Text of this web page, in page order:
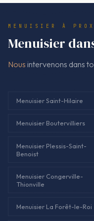
correspond au devis
MENUISIER À
Menuisier
Nous intervenons dans
Menuisier Saint-Hilaire
Menuisier Boutervilliers
Menuisier Plessis-Saint-
Benoist
Menuisier Congerville-
Thionville
Menuisier La Forêt-le-Roi